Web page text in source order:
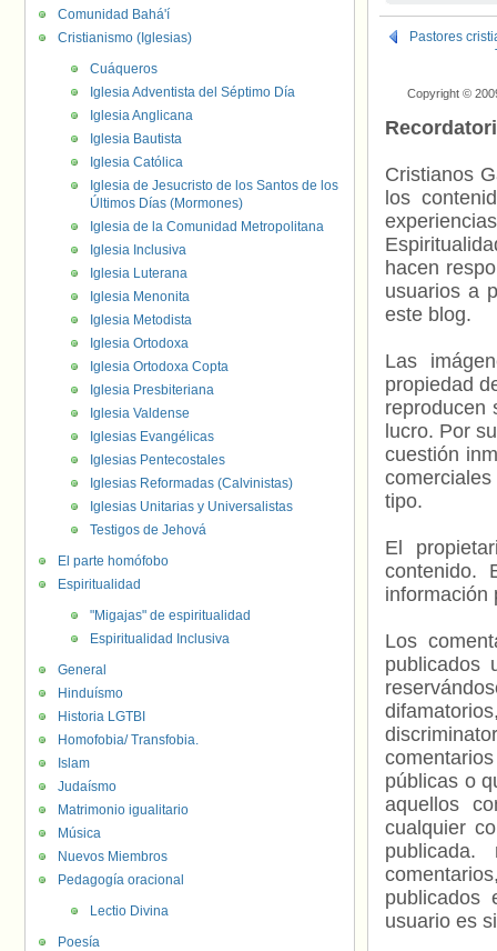
Pastores
Copyright ©
Cristianos
los
hacen
usuarios a
este blog.
Las
propiedad
reproducen
lucro. Por
cuestión
tipo.
El
contenido.
información
Los
publicados
públicas o
aquellos
cualquier
usuario es
Comunidad Bahá'í
Cristianismo (Iglesias)
Cuáqueros
Iglesia Adventista del Séptimo Día
Iglesia Anglicana
Iglesia Bautista
Iglesia Católica
Iglesia de Jesucristo de los Santos de los
Últimos Días (Mormones)
Iglesia de la Comunidad Metropolitana
Iglesia Inclusiva
Iglesia Luterana
Iglesia Menonita
Iglesia Metodista
Iglesia Ortodoxa
Iglesia Ortodoxa Copta
Iglesia Presbiteriana
Iglesia Valdense
Iglesias Evangélicas
Iglesias Pentecostales
Iglesias Reformadas (Calvinistas)
Iglesias Unitarias y Universalistas
Testigos de Jehová
El parte homófobo
Espiritualidad
"Migajas" de espiritualidad
Espiritualidad Inclusiva
General
Hinduísmo
Historia LGTBI
Homofobia/ Transfobia.
Islam
Judaísmo
Matrimonio igualitario
Música
Nuevos Miembros
Pedagogía oracional
Lectio Divina
Poesía